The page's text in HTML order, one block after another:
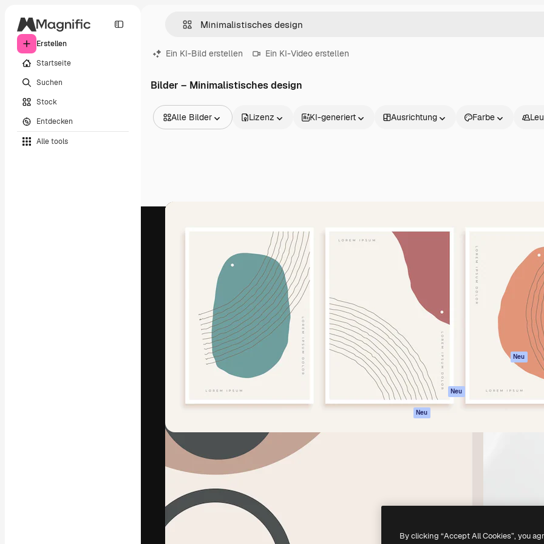
Erstellen
Startseite
Suchen
Stock
Entdecken
Alle tools
Ein KI-Bild erstellen Ein KI-Video erstellen
Bilder – Minimalistisches design
Alle Bilder
Videos
Lizenz KI-generiert Ausrichtung Farbe
Die kreative Plattform, um deine beste
Arbeit zu verwirklichen. Mehr als 1 Million
Abonnenten unter Kreativen, Unternehmen,
Agenturen und Studios.
Deutsch
Produkte
Spaces
KI-Assistent
KI-Bildgenerator
KI-Videogenerator
KI-
Stimmengenerator
Stock-Inhalte
MCP für
Claude/ChatGPT
Neu
Neu
Loslegen
Academy
Dokumentation
Support
Originale Neu
Cookie-Richtlinie
Copyright © 2010-
By clicking “Accept All Cookies”, you